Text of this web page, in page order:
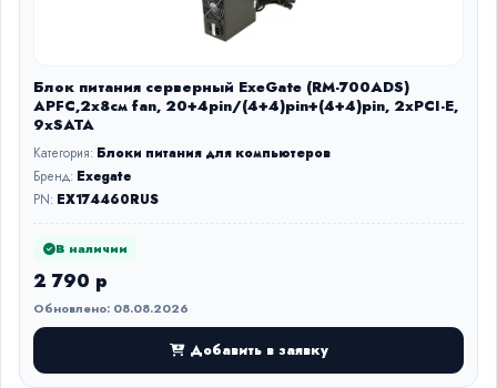
Блок питания серверный ExeGate (RM-700ADS)
APFC,2х8см fan, 20+4pin/(4+4)pin+(4+4)pin, 2xPCI-E,
9xSATA
Категория: Блоки питания для компьютеров
Бренд: Exegate
PN: EX174460RUS
В наличии
2 790 р
Обновлено: 08.08.2026
Добавить в заявку